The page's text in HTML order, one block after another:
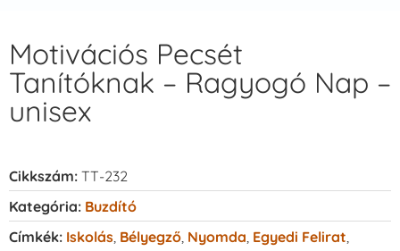
Motivációs Pecsét
Tanítóknak – Ragyogó Nap –
unisex
Cikkszám: TT-232
Kategória: Buzdító
Címkék: Iskolás Bélyegző Nyomda Egyedi Felirat